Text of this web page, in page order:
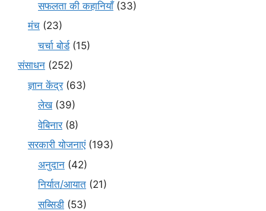
सफलता की कहानियाँ(33)
मंच (23)
चर्चा बोर्ड(15)
संसाधन (252)
ज्ञान केंद्र(63)
लेख(39)
वेबिनार(8)
सरकारी योजनाएं(193)
अनुदान (42)
निर्यात/आयात (21)
सब्सिडी (53)